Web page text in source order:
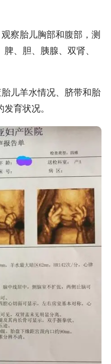
胎儿胸部和腹部，测
、胆、胰腺、双肾、
羊水情况、脐带和胎
育状况。